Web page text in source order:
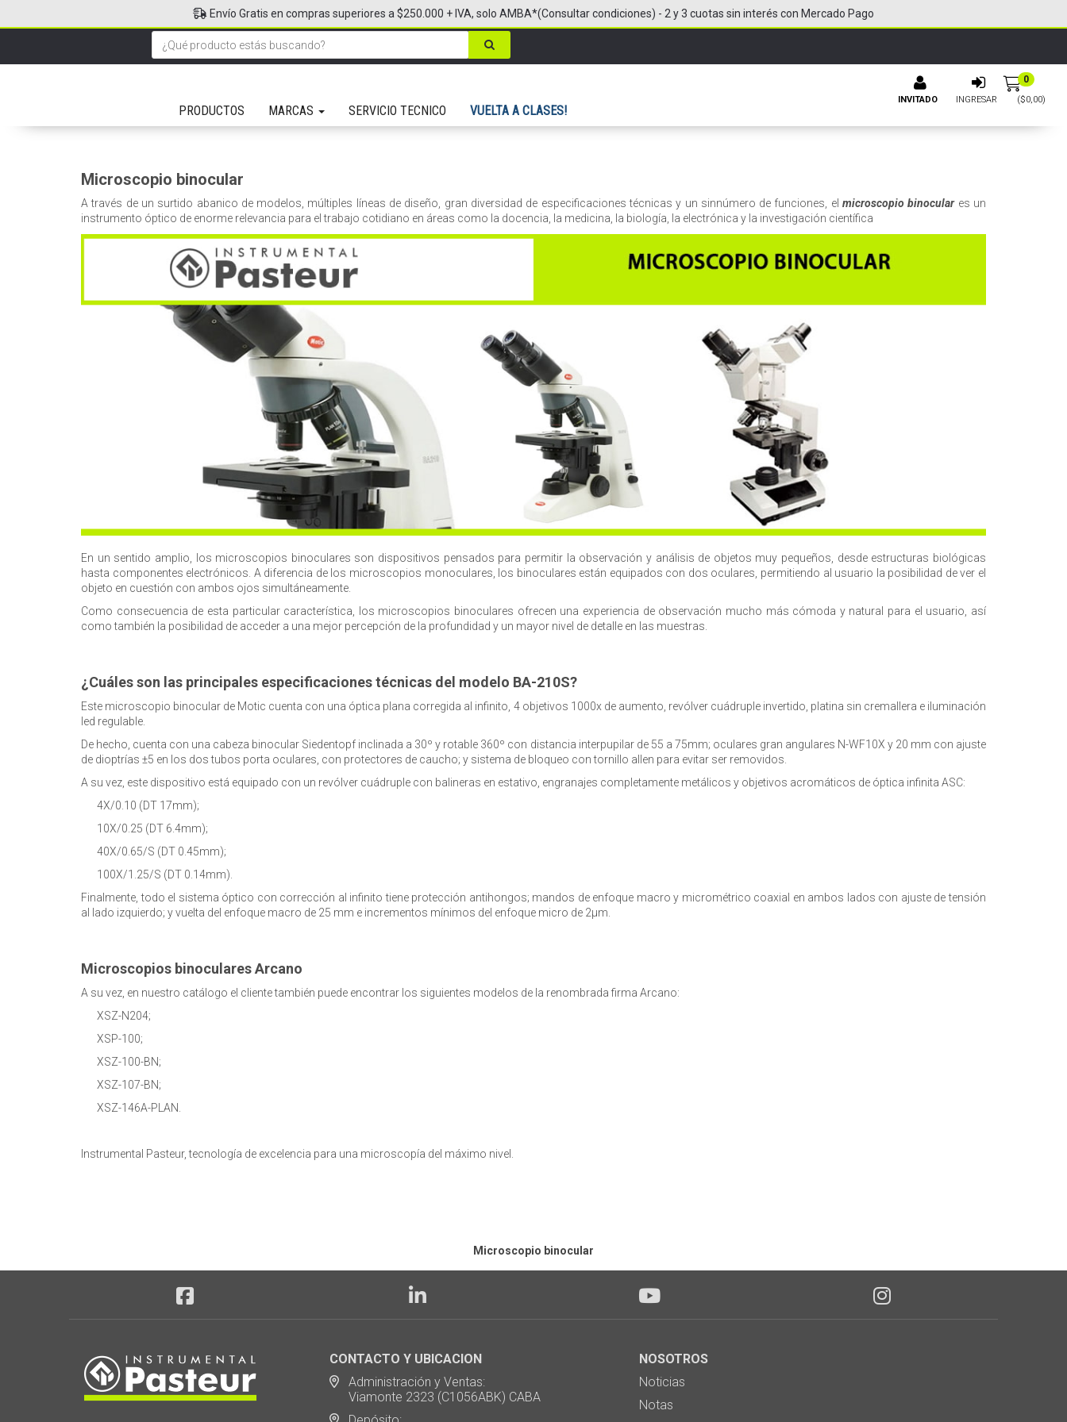
INVITADO INGRESAR
0
($0,00)
PRODUCTOS MARCAS SERVICIO TECNICO VUELTA A CLASES!
Envío Gratis en compras superiores a $250.000 + IVA, solo AMBA*(Consultar condiciones) - 2 y 3 cuotas sin interés con Mercado Pago
Microscopio binocular
A través de un surtido abanico de modelos, múltiples líneas de diseño, gran diversidad de especificaciones técnicas y un sinnúmero de funciones, elmicroscopio binoculares un
instrumento óptico de enorme relevancia para el trabajo cotidiano en áreas como la docencia, la medicina, la biología, la electrónica y la investigación científica
En un sentido amplio, los microscopios binoculares son dispositivos pensados para permitir la observación y análisis de objetos muy pequeños, desde estructuras biológicas
hasta componentes electrónicos. A diferencia de los microscopios monoculares, los binoculares están equipados con dos oculares, permitiendo al usuario la posibilidad de ver el
objeto en cuestión con ambos ojos simultáneamente.
Como consecuencia de esta particular característica, los microscopios binoculares ofrecen una experiencia de observación mucho más cómoda y natural para el usuario, así
como también la posibilidad de acceder a una mejor percepción de la profundidad y un mayor nivel de detalle en las muestras.
¿Cuáles son las principales especificaciones técnicas del modelo BA-210S?
Este microscopio binocular de Motic cuenta con una óptica plana corregida al infinito, 4 objetivos 1000x de aumento, revólver cuádruple invertido, platina sin cremallera e iluminación
led regulable.
De hecho, cuenta con una cabeza binocular Siedentopf inclinada a 30º y rotable 360º con distancia interpupilar de 55 a 75mm; oculares gran angulares N-WF10X y 20 mm con ajuste
de dioptrías ±5 en los dos tubos porta oculares, con protectores de caucho; y sistema de bloqueo con tornillo allen para evitar ser removidos.
A su vez, este dispositivo está equipado con un revólver cuádruple con balineras en estativo, engranajes completamente metálicos y objetivos acromáticos de óptica infinita ASC:
4X/0.10 (DT 17mm);
10X/0.25 (DT 6.4mm);
40X/0.65/S (DT 0.45mm);
100X/1.25/S (DT 0.14mm).
Finalmente, todo el sistema óptico con corrección al infinito tiene protección antihongos; mandos de enfoque macro y micrométrico coaxial en ambos lados con ajuste de tensión
al lado izquierdo; y vuelta del enfoque macro de 25 mm e incrementos mínimos del enfoque micro de 2µm.
Microscopios binoculares Arcano
A su vez, en nuestro catálogo el cliente también puede encontrar los siguientes modelos de la renombrada firma Arcano:
XSZ-N204;
XSP-100;
XSZ-100-BN;
XSZ-107-BN;
XSZ-146A-PLAN.
Instrumental Pasteur, tecnología de excelencia para una microscopía del máximo nivel.
Microscopio binocular
CONTACTO Y UBICACION
Administración y Ventas:
Viamonte 2323 (C1056ABK) CABA
NOSOTROS
Noticias
Notas